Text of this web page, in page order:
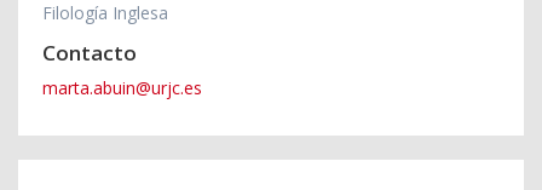
Filología Inglesa
Contacto
marta.abuin@urjc.es